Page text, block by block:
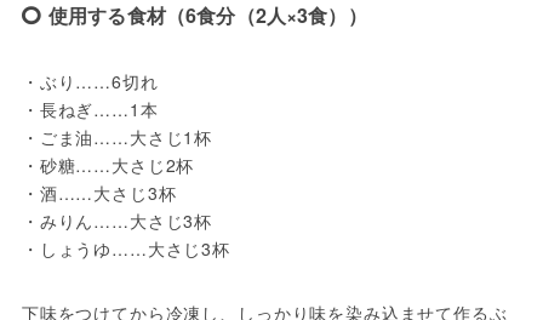
使用する食材（6食分（2人×3食））
・ぶり……6切れ
・長ねぎ……1本
・ごま油……大さじ1杯
・砂糖……大さじ2杯
・酒……大さじ3杯
・みりん……大さじ3杯
・しょうゆ……大さじ3杯
下味をつけてから冷凍し、しっかり味を染み込ませて作るぶ